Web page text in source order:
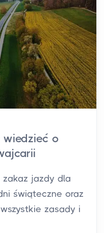
wiedzieć o
zakaz jazdy dla
świąteczne oraz
zasady i